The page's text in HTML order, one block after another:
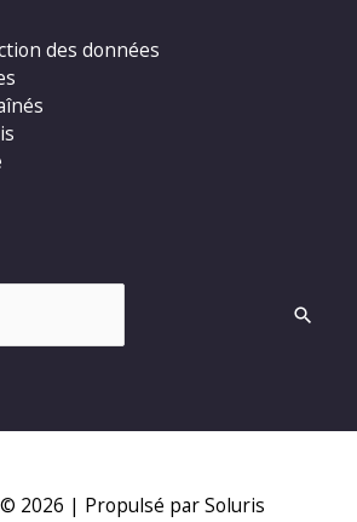
des données
2026 | Propulsé par Soluris